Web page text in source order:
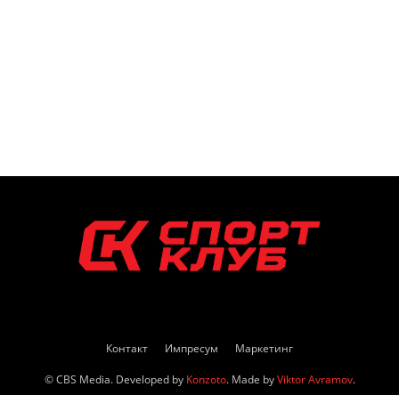
Контакт Импресум Маркетинг
© CBS Media. Developed by Konzoto. Made byViktor Avramov.